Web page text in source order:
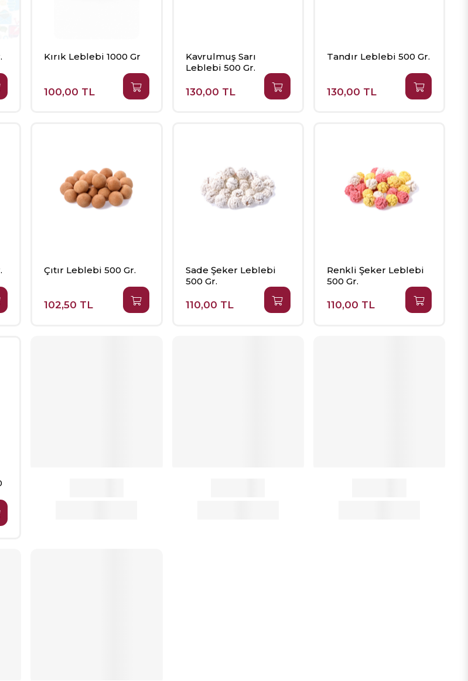
Kırık Leblebi 1000 Gr
100,00 TL
Kavrulmuş Sarı
Leblebi 500 Gr.
130,00 TL
Tandır Leblebi 500 Gr.
130,00 TL
Çıtır Leblebi 500 Gr.
102,50 TL
Sade Şeker Leblebi
500 Gr.
110,00 TL
Renkli Şeker Leblebi
500 Gr.
110,00 TL